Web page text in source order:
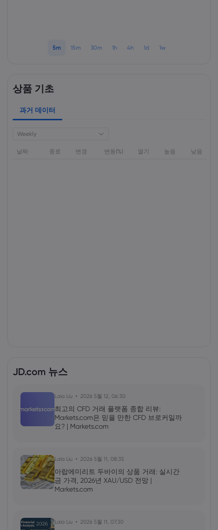
5m 15m 30m 1h 4h 1d 1w
상품 기초
과거 데이터
Weekly
날짜 종료 변경 변동(%) 열기 높음 낮음
JD.com 뉴스
Laia Liu 2026 5월 12, 06:30
최고의 CFD 거래 플랫폼 종합 리뷰:
Markets.com은 믿을 만한 CFD 브로커일까
요? | Markets.com
Laia Liu 2026 5월 11, 08:35
아랍에미리트 두바이의 상품 거래: 실시간
금 가격, 2026년 XAU/USD 전망 |
Markets.com
Laia Liu 2026 5월 11, 07:30